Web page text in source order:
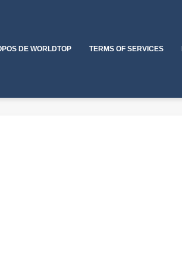
DE WORLDTOP TERMS OF SERVICES